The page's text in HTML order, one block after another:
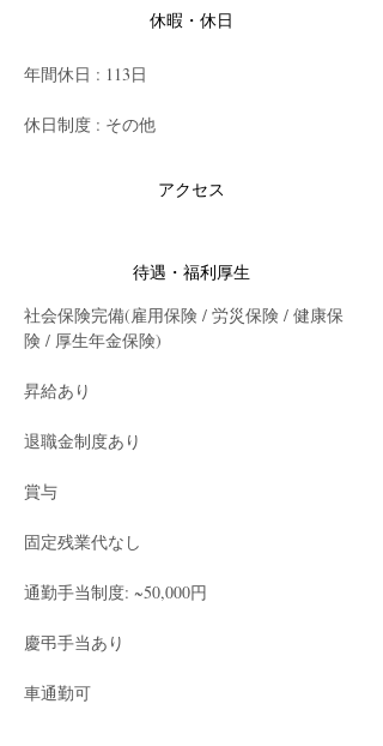
休暇・休日
年間休日 : 113日
休日制度 : その他
アクセス
待遇・福利厚生
社会保険完備(雇用保険 / 労災保険 / 健康保
険 / 厚生年金保険)
昇給あり
退職金制度あり
賞与
固定残業代なし
通勤手当制度: ~50,000円
慶弔手当あり
車通勤可